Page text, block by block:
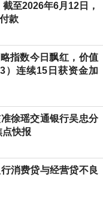
至2026年6月12日，
款
指数今日飘红，价值
）连续15日获资金加
徐瑶交通银行吴忠分
快报
消费贷与经营贷不良